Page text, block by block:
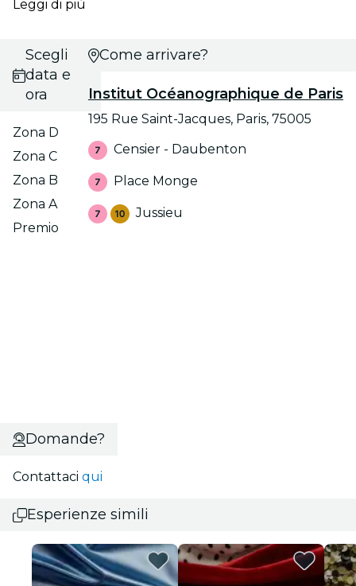
Leggi di più
Scegli
data e
ora
Zona D
Zona C
Zona B
Zona A
Premio
Come arrivare?
Institut Océanographique de Paris
195 Rue Saint-Jacques, Paris, 75005
Censier - Daubenton
Place Monge
Jussieu
Domande?
Contattaci qui
Esperienze simili